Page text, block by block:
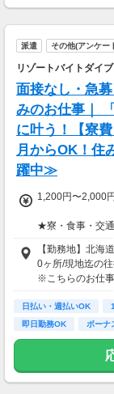
派遣 その他(アンケー
リゾートバイトダイ
面接なし・急
みのお仕事｜
に叶う！【寮
月からOK！住
躍中≫
1,200円〜2,000円
★寮・食事・交
住み込みのお仕
す。
・寮費・光熱費
・食事無料
・往復交通費支
※勤務地による
生活費がかから
を貯金にまわす
【勤務地】北海
0ヶ所/現地迄の
※こちらのお仕
募集となってお
なる場合がござ
カウンセリング
からお仕事をご
★お仕事開始ま
日払い・週払いOK
即日勤務OK
ボーナ